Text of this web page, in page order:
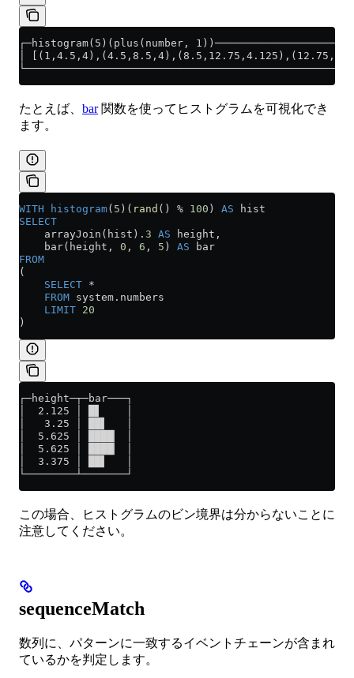
┌─histogram(5)(plus(number,
│
たとえば、 bar関数を使ってヒストグラムを可視化でき
ます。
WITH histogram( 5 )( rand () % 100 ) AS hist
SELECT
    arrayJoin(hist).
3 AS height,
    bar(height,
0 , 6 , 5 ) AS bar
FROM
(
    SELECT
*
    FROM
system . numbers
    LIMIT
20
)
┌─height─┬─bar───┐
│  2.125 │ █▋    │
│   3.25 │ ██▌   │
│  5.625 │ ████▏ │
│  5.625 │ ████▏ │
│  3.375 │ ██▌   │
└────────┴───────┘
この場合、ヒストグラムのビン境界は分からないことに
注意してください。
sequenceMatch
数列に、パターンに一致するイベントチェーンが含まれ
ているかを判定します。